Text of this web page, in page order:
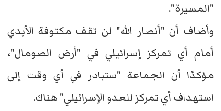
"المسيرة".
وأضاف أن "أنصار الله" لن تقف مكتوفة الأيدي
أمام أي تمركز إسرائيلي في "أرض الصومال"،
مؤكدًا أن الجماعة "ستبادر في أي وقت إلى
استهداف أي تمركز للعدو الإسرائيلي" هناك.